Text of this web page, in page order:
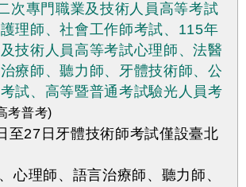
次專門職業及技術人員高等考試
理師、社會工作師考試、115年
技術人員高等考試心理師、法醫
療師、聽力師、牙體技術師、公
試、高等暨普通考試驗光人員考
考普考)
至27日牙體技術師考試僅設臺北
心理師、語言治療師、聽力師、